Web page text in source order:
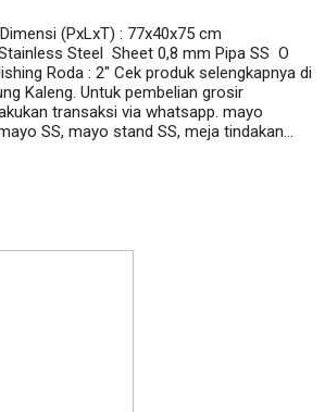
(PxLxT) : 77x40x75 cm
Steel Sheet 0,8 mm Pipa SS O
Roda : 2″ Cek produk selengkapnya di
Kaleng. Untuk pembelian grosir
transaksi via whatsapp. mayo
SS, mayo stand SS, meja tindakan…